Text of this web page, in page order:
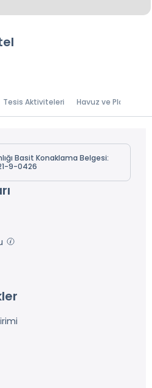
Tesis Aktiviteleri Havuz ve Plaj
Basit Konaklama Belgesi:
9-0426